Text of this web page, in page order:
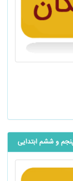
و ششم ابتدایی